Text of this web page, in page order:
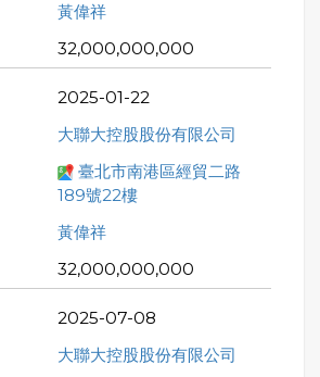
黃偉祥
32,000,000,000
2025-01-22
大聯大控股股份有限公司
臺北市南港區經貿二路
189號22樓
黃偉祥
32,000,000,000
2025-07-08
大聯大控股股份有限公司